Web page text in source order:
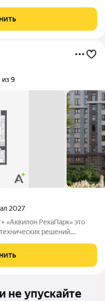
из 9
2027
РекаПарк» это
решений,
перспективный проект для
не упускайте